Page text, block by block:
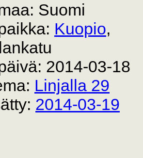
Suomi
Kuopio,
2014-03-18
Linjalla 29
2014-03-19